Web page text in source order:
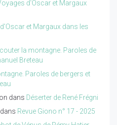
d'Oscar et Margaux
et Margaux dans les
la montagne. Paroles de
Breteau
Paroles de bergers et
dans Déserter de René Frégni
dans Revue Giono n° 17 - 2025